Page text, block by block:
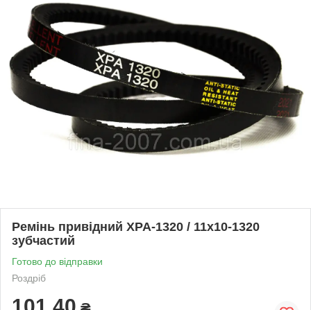
Ремінь привідний ХPA-1320 / 11x10-1320
зубчастий
Готово до відправки
Роздріб